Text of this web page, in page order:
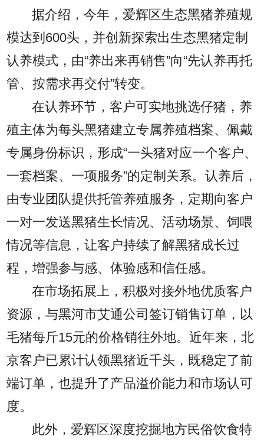
据介绍，今年，爱辉区生态黑猪养殖规
模达到600头，并创新探索出生态黑猪定制
认养模式，由“养出来再销售”向“先认养再托
管、按需求再交付”转变。
在认养环节，客户可实地挑选仔猪，养
殖主体为每头黑猪建立专属养殖档案、佩戴
专属身份标识，形成“一头猪对应一个客户、
一套档案、一项服务”的定制关系。认养后，
由专业团队提供托管养殖服务，定期向客户
一对一发送黑猪生长情况、活动场景、饲喂
情况等信息，让客户持续了解黑猪成长过
程，增强参与感、体验感和信任感。
在市场拓展上，积极对接外地优质客户
资源，与黑河市艾通公司签订销售订单，以
毛猪每斤15元的价格销往外地。近年来，北
京客户已累计认领黑猪近千头，既稳定了前
端订单，也提升了产品溢价能力和市场认可
度。
此外，爱辉区深度挖掘地方民俗饮食特